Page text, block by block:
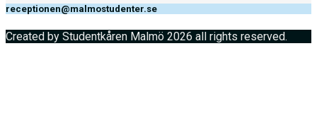
receptionen@malmostudenter.se
Created by Studentkåren Malmö 2026 all rights reserved.